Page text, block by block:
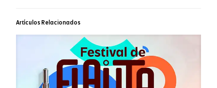
Artículos Relacionados